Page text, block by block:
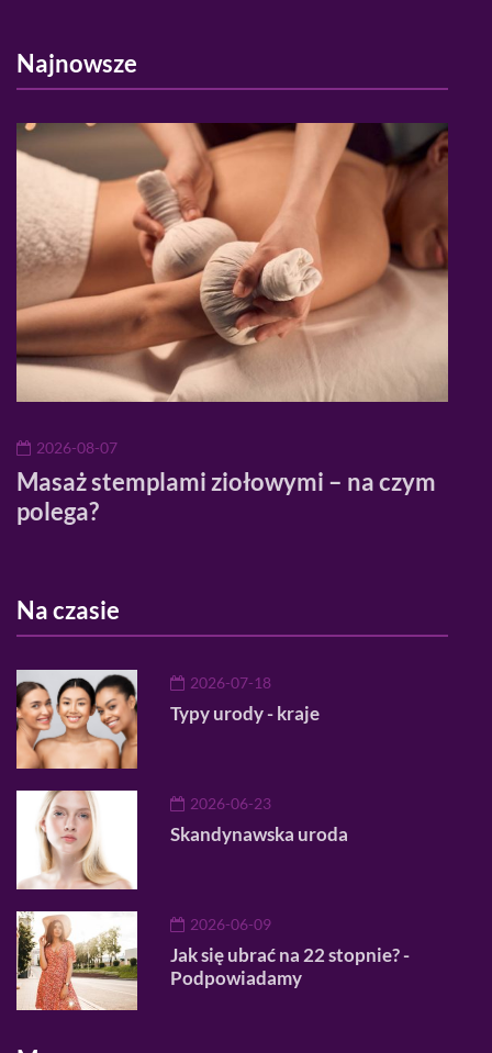
Najnowsze
2026-08-07
Masaż stemplami ziołowymi – na czym
polega?
Na czasie
2026-07-18
Typy urody - kraje
2026-06-23
Skandynawska uroda
2026-06-09
Jak się ubrać na 22 stopnie? -
Podpowiadamy